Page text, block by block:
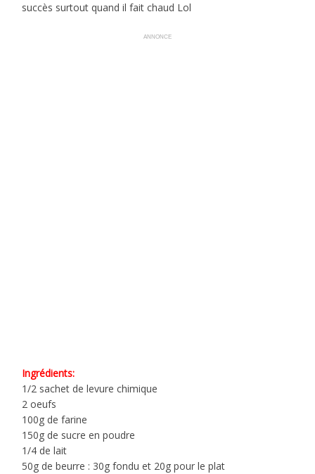
succès surtout quand il fait chaud Lol
ANNONCE
Ingrédients:
1/2 sachet de levure chimique
2 oeufs
100g de farine
150g de sucre en poudre
1/4 de lait
50g de beurre : 30g fondu et 20g pour le plat